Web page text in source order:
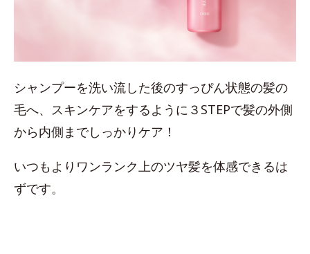
シャンプーを洗い流した後のすっぴん状態の髪の
毛へ、スキンケアをするように３STEPで髪の外側
から内側までしっかりケア！
いつもよりワンランク上のツヤ髪を体感できるは
ずです。